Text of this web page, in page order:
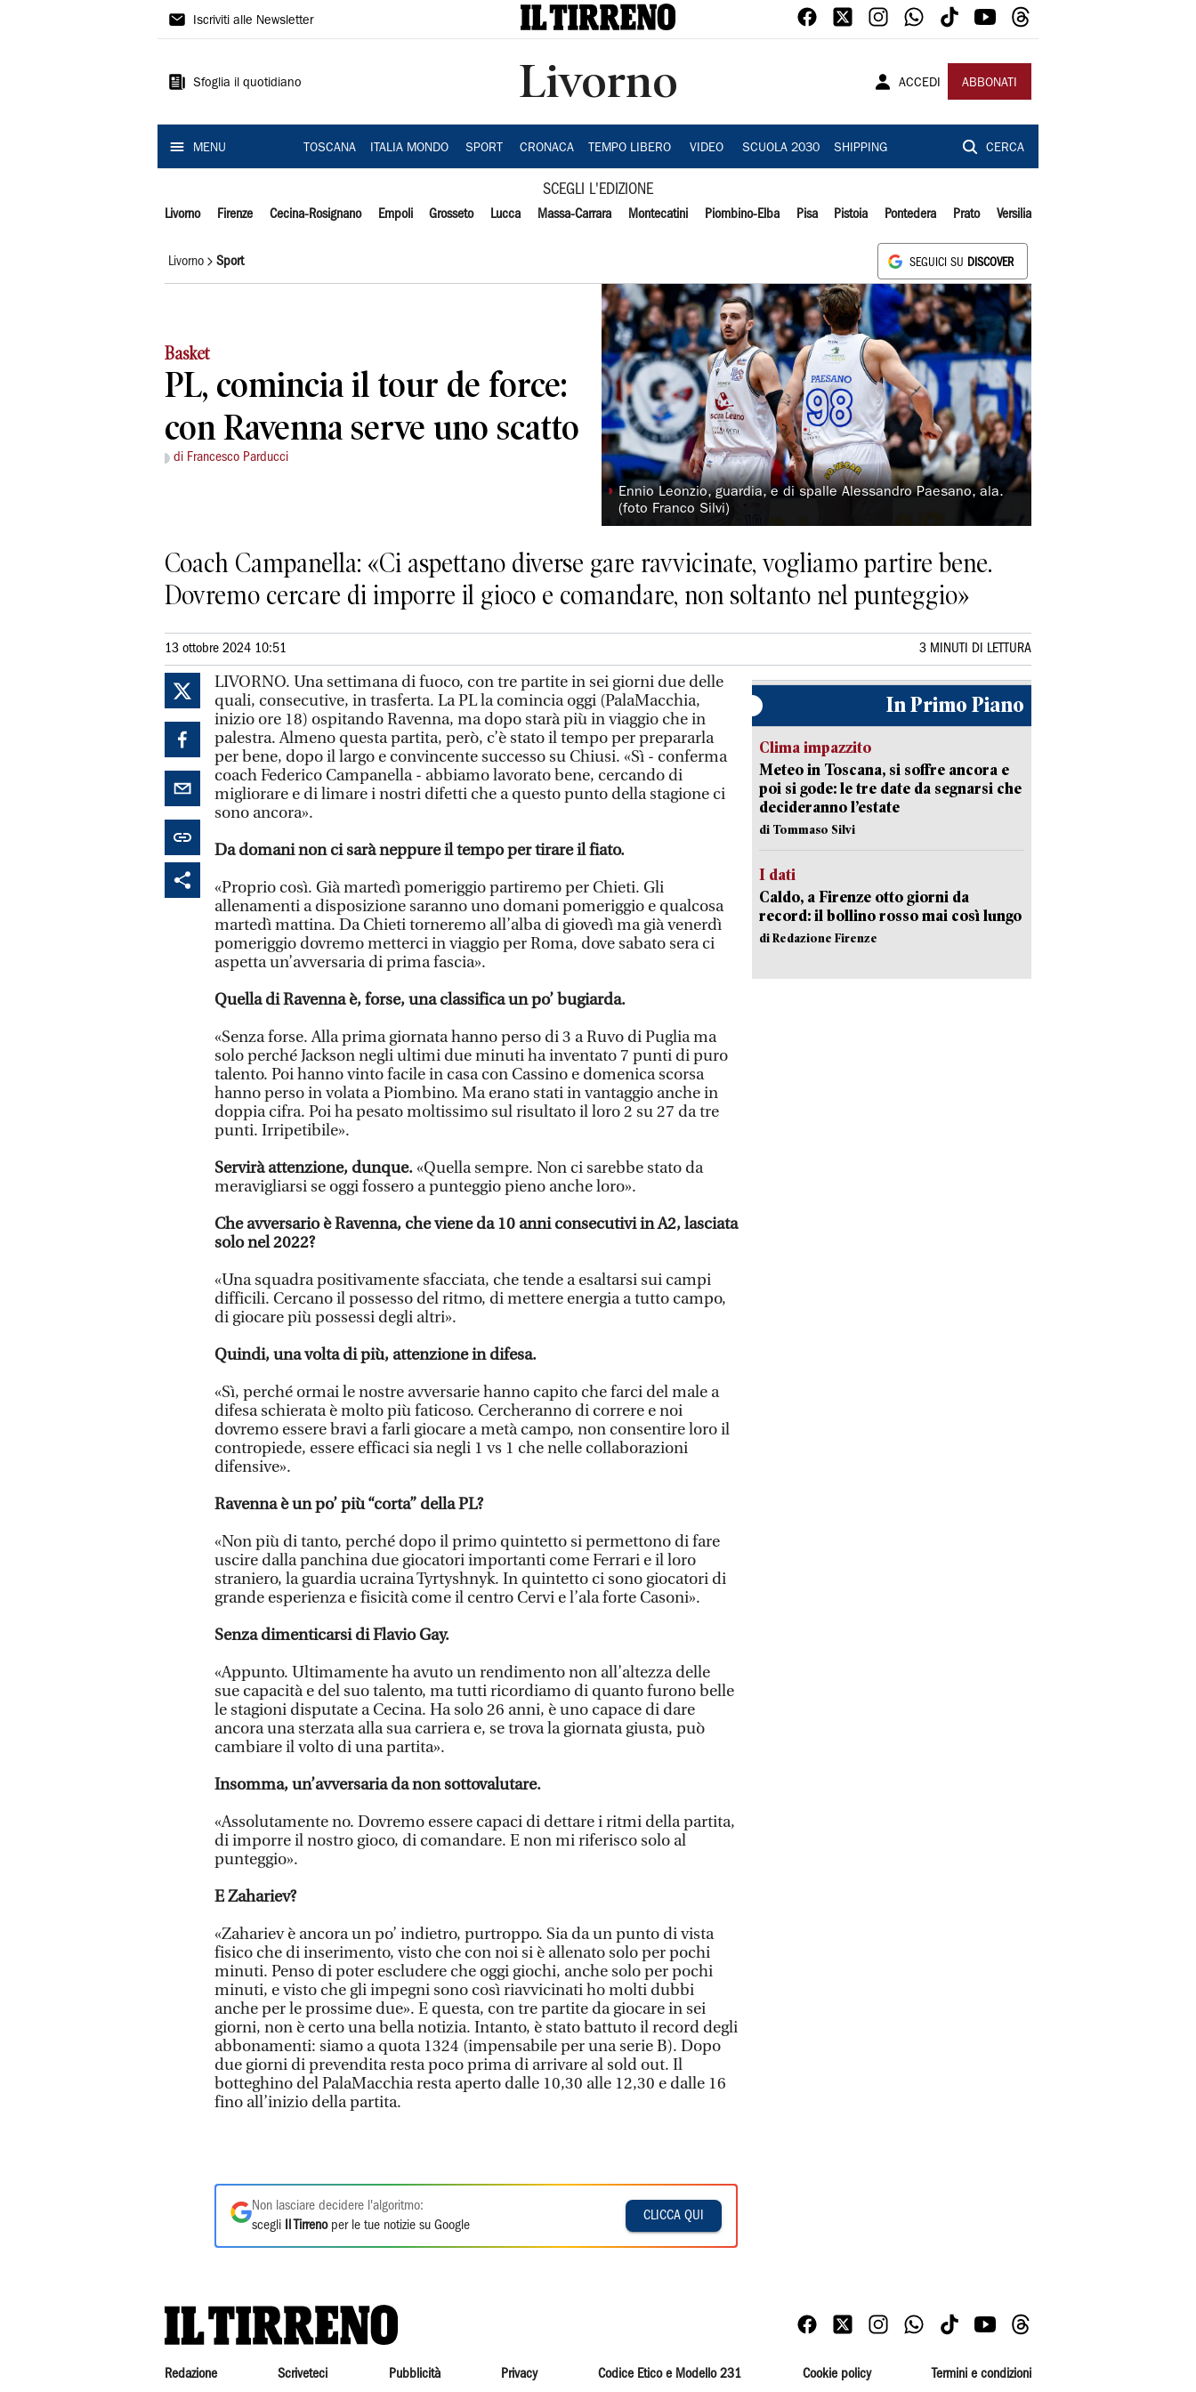
Il
Iscriviti alle Newsletter
Sfoglia il quotidiano Livorno ACCEDI ABBONATI
MENU TOSCANA ITALIA MONDO SPORT CRONACA TEMPO LIBERO VIDEO SCUOLA 2030 SHIPPING CERCA
SCEGLI L'EDIZIONE
Livorno Firenze Cecina-Rosignano Empoli Grosseto Lucca Massa-Carrara Montecatini Piombino-Elba Pisa Pistoia Pontedera Prato Versilia
Livorno Sport SEGUICI SU DISCOVER
Basket
PL, comincia il tour de force:
con Ravenna serve uno scatto
di Francesco Parducci
◗ Ennio Leonzio, guardia, e di spalle Alessandro Paesano, ala.
(foto Franco Silvi)
Coach Campanella: «Ci aspettano diverse gare ravvicinate, vogliamo partire bene.
Dovremo cercare di imporre il gioco e comandare, non soltanto nel punteggio»
13 ottobre 2024 10:51 3 MINUTI DI LETTURA
LIVORNO. Una settimana di fuoco, con tre partite in sei giorni due delle
quali, consecutive, in trasferta. La PL la comincia oggi (PalaMacchia,
inizio ore 18) ospitando Ravenna, ma dopo starà più in viaggio che in
palestra. Almeno questa partita, però, c’è stato il tempo per prepararla
per bene, dopo il largo e convincente successo su Chiusi. «Sì - conferma
coach Federico Campanella - abbiamo lavorato bene, cercando di
migliorare e di limare i nostri difetti che a questo punto della stagione ci
sono ancora».
Da domani non ci sarà neppure il tempo per tirare il fiato.
«Proprio così. Già martedì pomeriggio partiremo per Chieti. Gli
allenamenti a disposizione saranno uno domani pomeriggio e qualcosa
martedì mattina. Da Chieti torneremo all’alba di giovedì ma già venerdì
pomeriggio dovremo metterci in viaggio per Roma, dove sabato sera ci
aspetta un’avversaria di prima fascia».
Quella di Ravenna è, forse, una classifica un po’ bugiarda.
«Senza forse. Alla prima giornata hanno perso di 3 a Ruvo di Puglia ma
solo perché Jackson negli ultimi due minuti ha inventato 7 punti di puro
talento. Poi hanno vinto facile in casa con Cassino e domenica scorsa
hanno perso in volata a Piombino. Ma erano stati in vantaggio anche in
doppia cifra. Poi ha pesato moltissimo sul risultato il loro 2 su 27 da tre
punti. Irripetibile».
Servirà attenzione, dunque.«Quella sempre. Non ci sarebbe stato da
meravigliarsi se oggi fossero a punteggio pieno anche loro».
Che avversario è Ravenna, che viene da 10 anni consecutivi in A2, lasciata
solo nel 2022?
«Una squadra positivamente sfacciata, che tende a esaltarsi sui campi
difficili. Cercano il possesso del ritmo, di mettere energia a tutto campo,
di giocare più possessi degli altri».
Quindi, una volta di più, attenzione in difesa.
«Sì, perché ormai le nostre avversarie hanno capito che farci del male a
difesa schierata è molto più faticoso. Cercheranno di correre e noi
dovremo essere bravi a farli giocare a metà campo, non consentire loro il
contropiede, essere efficaci sia negli 1 vs 1 che nelle collaborazioni
difensive».
Ravenna è un po’ più “corta” della PL?
«Non più di tanto, perché dopo il primo quintetto si permettono di fare
uscire dalla panchina due giocatori importanti come Ferrari e il loro
straniero, la guardia ucraina Tyrtyshnyk. In quintetto ci sono giocatori di
grande esperienza e fisicità come il centro Cervi e l’ala forte Casoni».
Senza dimenticarsi di Flavio Gay.
«Appunto. Ultimamente ha avuto un rendimento non all’altezza delle
sue capacità e del suo talento, ma tutti ricordiamo di quanto furono belle
le stagioni disputate a Cecina. Ha solo 26 anni, è uno capace di dare
ancora una sterzata alla sua carriera e, se trova la giornata giusta, può
cambiare il volto di una partita».
Insomma, un’avversaria da non sottovalutare.
«Assolutamente no. Dovremo essere capaci di dettare i ritmi della partita,
di imporre il nostro gioco, di comandare. E non mi riferisco solo al
punteggio».
E Zahariev?
«Zahariev è ancora un po’ indietro, purtroppo. Sia da un punto di vista
fisico che di inserimento, visto che con noi si è allenato solo per pochi
minuti. Penso di poter escludere che oggi giochi, anche solo per pochi
minuti, e visto che gli impegni sono così riavvicinati ho molti dubbi
anche per le prossime due». E questa, con tre partite da giocare in sei
giorni, non è certo una bella notizia. Intanto, è stato battuto il record degli
abbonamenti: siamo a quota 1324 (impensabile per una serie B). Dopo
due giorni di prevendita resta poco prima di arrivare al sold out. Il
botteghino del PalaMacchia resta aperto dalle 10,30 alle 12,30 e dalle 16
fino all’inizio della partita.
Non lasciare decidere l'algoritmo:
scegli
Il Tirrenoper le tue notizie su Google
CLICCA QUI
In Primo Piano
Clima impazzito
Meteo in Toscana, si soffre ancora e
poi si gode: le tre date da segnarsi che
decideranno l’estate
di Tommaso Silvi
I dati
Caldo, a Firenze otto giorni da
record: il bollino rosso mai così lungo
di Redazione Firenze
Redazione Scriveteci Pubblicità Privacy Codice Etico e Modello 231 Cookie policy Termini e condizioni